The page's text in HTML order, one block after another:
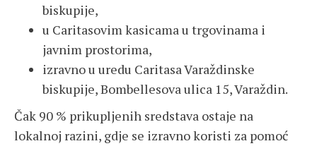
biskupije,
u Caritasovim kasicama u trgovinama i
javnim prostorima,
izravno u uredu Caritasa Varaždinske
biskupije, Bombellesova ulica 15, Varaždin.
Čak 90 % prikupljenih sredstava ostaje na
lokalnoj razini, gdje se izravno koristi za pomoć